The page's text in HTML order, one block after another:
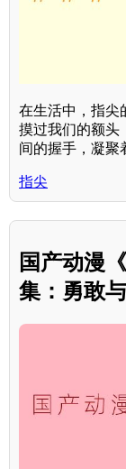
在生活中，指尖
摸过我们的额头
间的握手，凝聚
指尖
国产动漫
集：勇敢